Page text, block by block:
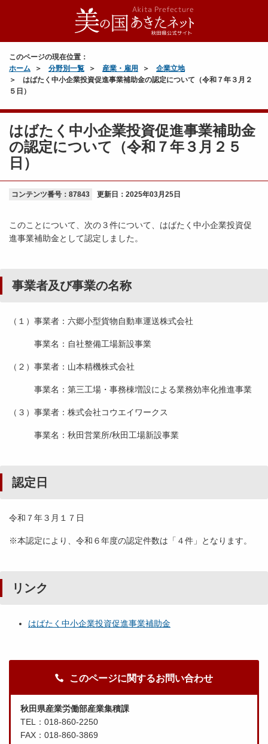
このページの現在位置：
ホーム
分野別一覧 産業・雇用
企業立地
はばたく中小企業投資促進事業補助金の認定について（令和７年３月２
５日）
はばたく中小企業投資促進事業補助金
の認定について（令和７年３月２５
日）
コンテンツ番号：87843 更新日： 2025年03月25日
このことについて、次の３件について、はばたく中小企業投資促
進事業補助金として認定しました。
事業者及び事業の名称
（１）事業者：六郷小型貨物自動車運送株式会社
事業名：自社整備工場新設事業
（２）事業者：山本精機株式会社
事業名：第三工場・事務棟増設による業務効率化推進事業
（３）事業者：株式会社コウエイワークス
事業名：秋田営業所/秋田工場新設事業
認定日
令和７年３月１７日
※本認定により、令和６年度の認定件数は「４件」となります。
リンク
はばたく中小企業投資促進事業補助金
このページに関するお問い合わせ
秋田県産業労働部産業集積課
TEL：018-860-2250
FAX：018-860-3869